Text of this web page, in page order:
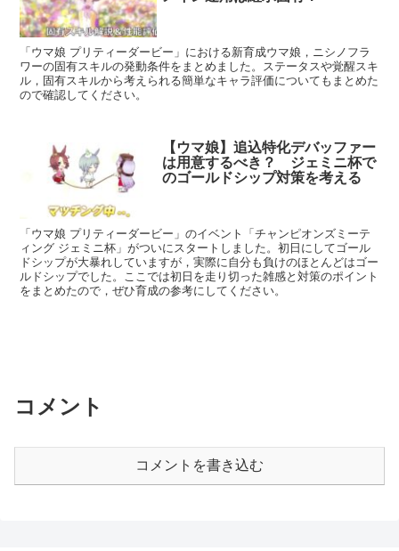
「ウマ娘 プリティーダービー」における新育成ウマ娘，ニシノフラ
ワーの固有スキルの発動条件をまとめました。ステータスや覚醒スキ
ル，固有スキルから考えられる簡単なキャラ評価についてもまとめた
ので確認してください。
【ウマ娘】追込特化デバッファー
は用意するべき？ ジェミニ杯で
のゴールドシップ対策を考える
「ウマ娘 プリティーダービー」のイベント「チャンピオンズミーテ
ィング ジェミニ杯」がついにスタートしました。初日にしてゴール
ドシップが大暴れしていますが，実際に自分も負けのほとんどはゴー
ルドシップでした。ここでは初日を走り切った雑感と対策のポイント
をまとめたので，ぜひ育成の参考にしてください。
コメント
コメントを書き込む